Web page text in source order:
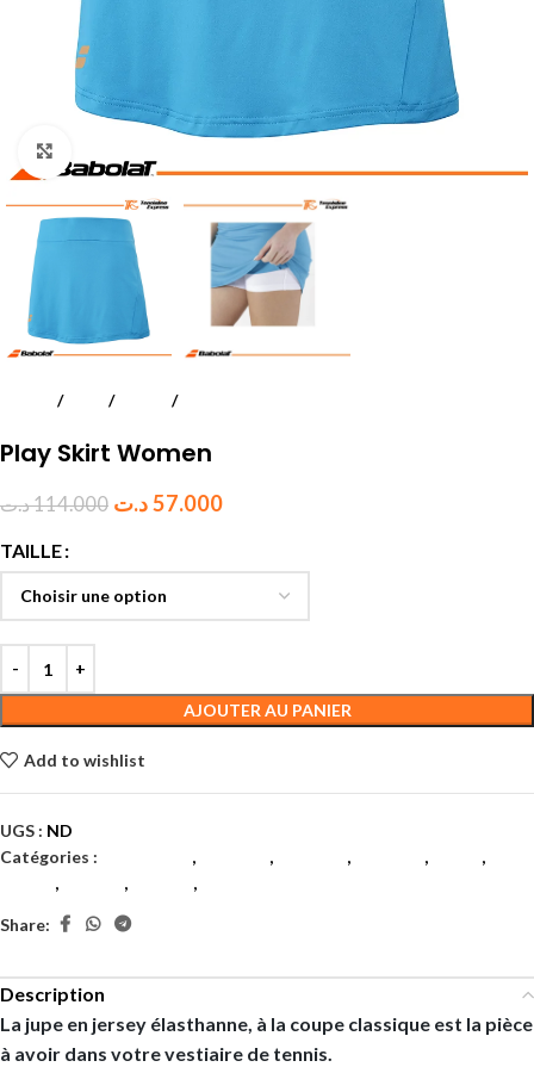
Padel Textile Femmes
Play Skirt Women
114.000د.ت 57.000د.ت
TAILLE
AJOUTER AU PANIER
Add to wishlist
UGS : ND
Catégories :
, , , ,
,
, , ,
Share:
Description
La jupe en jersey élasthanne, à la coupe classique est la pièce
à avoir dans votre vestiaire de tennis.